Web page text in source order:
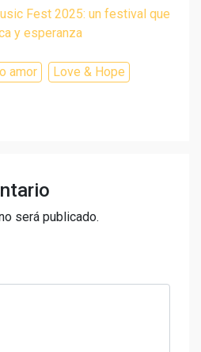
Fest 2025: un festival que
y esperanza
amor
Love & Hope
será publicado.